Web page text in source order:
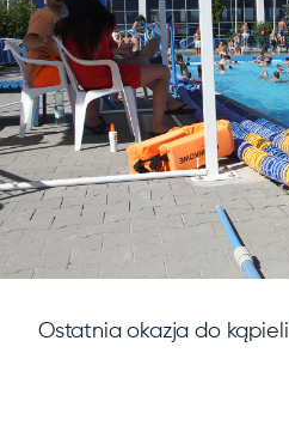
Ostatnia okazja do